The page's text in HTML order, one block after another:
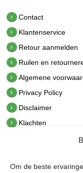
Om de beste
Contact
Klantenservice
Retour aanmelden
Ruilen en
Algemene
Privacy Policy
Disclaimer
Klachten
hetindustriehuis B.V.